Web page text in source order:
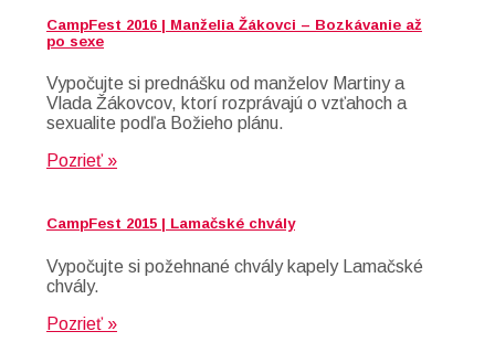
CampFest 2016 | Manželia Žákovci – Bozkávanie až
po sexe
Vypočujte si prednášku od manželov Martiny a
Vlada Žákovcov, ktorí rozprávajú o vzťahoch a
sexualite podľa Božieho plánu.
Pozrieť »
CampFest 2015 | Lamačské chvály
Vypočujte si požehnané chvály kapely Lamačské
chvály.
Pozrieť »